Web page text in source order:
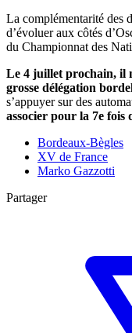
La complémentarité des
d’évoluer aux côtés
du Championnat des
Le 4 juillet prochain, il
grosse délégation
s’appuyer sur des
associer pour la 7e fois
Bordeaux-Bègles
XV de France
Marko Gazzotti
Partager